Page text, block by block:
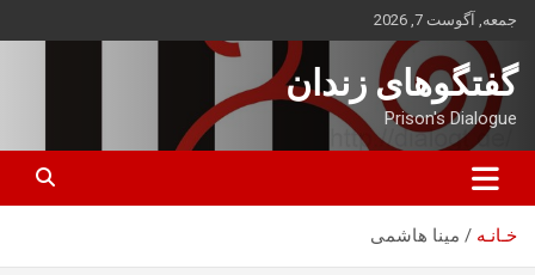
بروید
جمعه, آگوست 7, 2026
گفتگوهای زندان
Prison's Dialogue
خـانـه مینا هاشمی